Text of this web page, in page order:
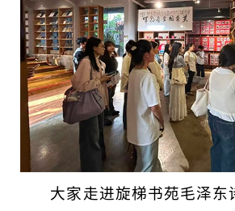
大家走进旋梯书苑毛泽东